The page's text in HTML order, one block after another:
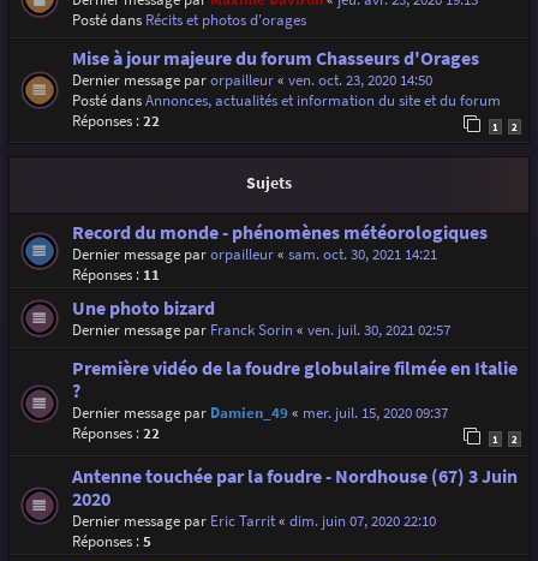
Posté dans Récits et photos d'orages
Mise à jour majeure du forum Chasseurs d'Orages
Dernier message parorpailleur« ven. oct. 23, 2020 14:50
Posté dansAnnonces, actualités et information du site et du forum
Réponses :22 1 2
Sujets
Record du monde - phénomènes météorologiques
Dernier message parorpailleur« sam. oct. 30, 2021 14:21
Réponses : 11
Une photo bizard
Dernier message par Franck Sorin« ven. juil. 30, 2021 02:57
Première vidéo de la foudre globulaire filmée en Italie
?
Dernier message par Damien_49« mer. juil. 15, 2020 09:37
Réponses :22 1 2
Antenne touchée par la foudre - Nordhouse (67) 3 Juin
2020
Dernier message par Eric Tarrit« dim. juin 07, 2020 22:10
Réponses :5